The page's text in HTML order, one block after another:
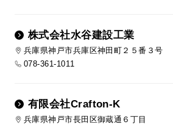
株式会社水谷建設工業
兵庫県神戸市兵庫区神田町２５番３号
078-361-1011
有限会社Crafton-K
兵庫県神戸市長田区御蔵通６丁目